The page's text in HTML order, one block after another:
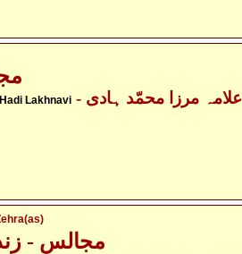
Lakhnavi - علامہ مرزا محمّد ہادی
مجالس -